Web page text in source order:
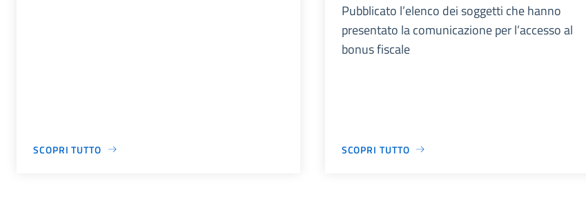
SCOPRI TUTTO
Pubblicato l’elenco dei soggetti che hanno
presentato la comunicazione per l’accesso al
bonus fiscale
SCOPRI TUTTO